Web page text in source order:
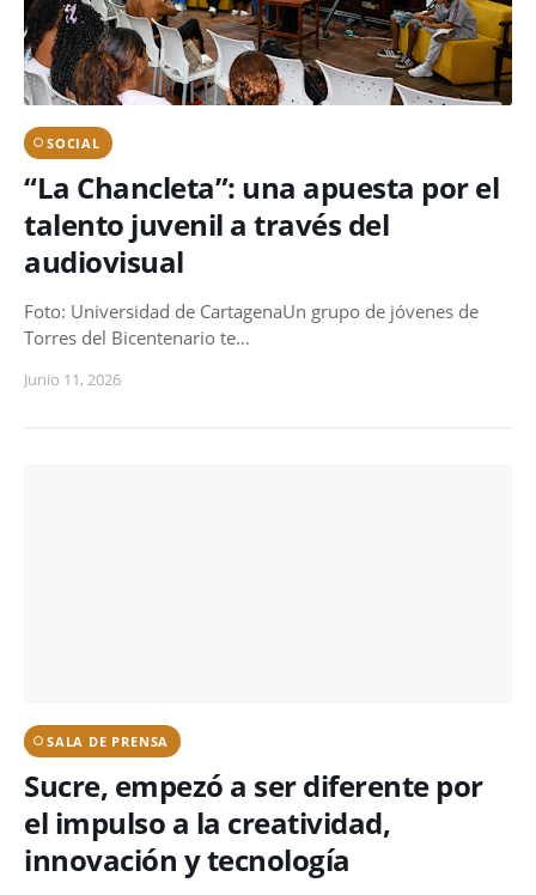
SOCIAL
“La Chancleta”: una apuesta por el
talento juvenil a través del
audiovisual
Foto: Universidad de CartagenaUn grupo de jóvenes de
Torres del Bicentenario te…
Junio 11, 2026
SALA DE PRENSA
Sucre, empezó a ser diferente por
el impulso a la creatividad,
innovación y tecnología